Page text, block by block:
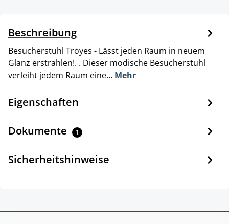
Beschreibung
Besucherstuhl Troyes - Lässt jeden Raum in neuem
Glanz erstrahlen!. . Dieser modische Besucherstuhl
verleiht jedem Raum eine… Mehr
Eigenschaften
Dokumente 1
Sicherheitshinweise